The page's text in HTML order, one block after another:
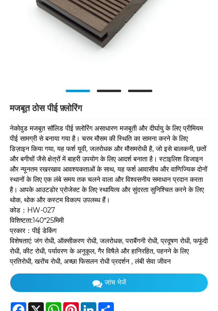
मजबूत ठोस पीई फ़्लोरिंग
नेकोवुड मजबूत सॉलिड पीई फ़्लोरिंग असाधारण मजबूती और दीर्घायु के लिए प्रीमियम
पीई सामग्री से बनाया गया है। चरम मौसम की स्थिति का सामना करने के लिए
डिज़ाइन किया गया, यह फर्श यूवी, जलरोधक और मौसमरोधी है, जो इसे बालकनी, छतों
और बगीचों जैसे क्षेत्रों में बाहरी उपयोग के लिए आदर्श बनाता है। स्टाइलिश डिजाइन
और न्यूनतम रखरखाव आवश्यकताओं के साथ, यह फर्श आवासीय और वाणिज्यिक दोनों
स्थानों के लिए एक लंबे समय तक चलने वाला और विश्वसनीय समाधान प्रदान करता
है। आपके आउटडोर प्रोजेक्ट के लिए स्थायित्व और सुंदरता सुनिश्चित करने के लिए
थोक, थोक और कस्टम विकल्प उपलब्ध हैं।
कोड：HW-027
विशिष्टता:140*25मिमी
प्रकार：पीई डेकिंग
विशेषताएं: जंग रोधी, ऑक्सीकरण रोधी, जलरोधक, पराबैंगनी रोधी, प्रदूषण रोधी, फफूंदी
रोधी, कीट रोधी, पर्यावरण के अनुकूल, गैर विषैले और हानिरहित, पहनने के लिए
प्रतिरोधी, खरोंच रोधी, अच्छा फिसलन रोधी प्रदर्शन , लंबी सेवा जीवन
जांच भेजें
Facebook
X WhatsAppPinterestLinkedIn